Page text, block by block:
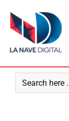
content